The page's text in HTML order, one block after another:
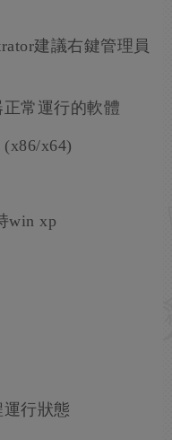
建議右鍵管理員
常運行的軟體
x64)
win xp
行狀態